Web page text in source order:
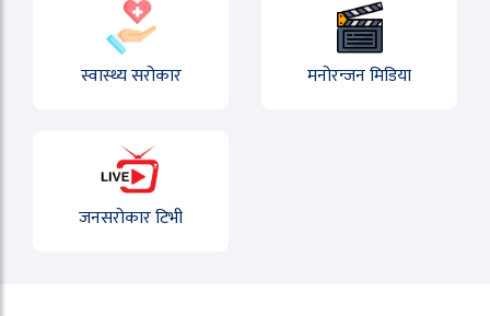
स्वास्थ्य सरोकार मनोरन्जन मिडिया
जनसरोकार टिभी